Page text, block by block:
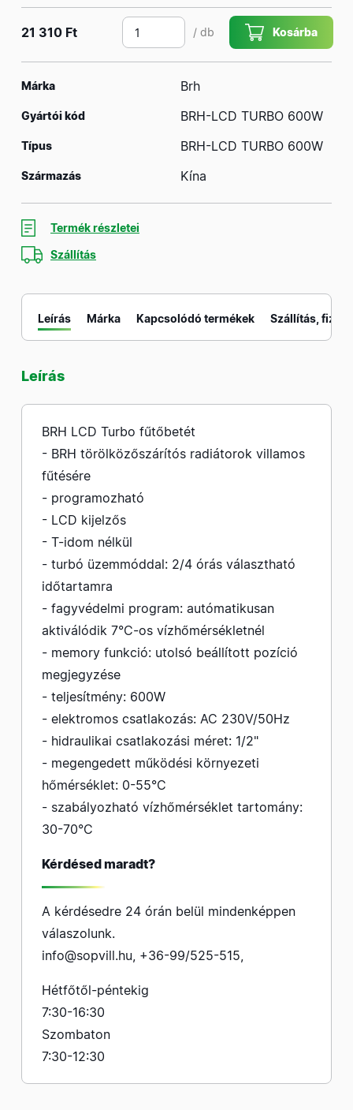
21 310 Ft / db Kosárba
Márka Brh
Gyártói kód BRH-LCD TURBO 600W
Típus BRH-LCD TURBO 600W
Származás Kína
Termék részletei
Szállítás
Leírás Márka Kapcsolódó termékek Szállítás,
Leírás
BRH LCD Turbo fűtőbetét
- BRH törölközőszárítós radiátorok villamos
fűtésére
- programozható
- LCD kijelzős
- T-idom nélkül
- turbó üzemmóddal: 2/4 órás választható
időtartamra
- fagyvédelmi program: autómatikusan
aktiválódik 7°C-os vízhőmérsékletnél
- memory funkció: utolsó beállított pozíció
megjegyzése
- teljesítmény: 600W
- elektromos csatlakozás: AC 230V/50Hz
- hidraulikai csatlakozási méret: 1/2"
- megengedett működési környezeti
hőmérséklet: 0-55°C
- szabályozható vízhőmérséklet tartomány:
30-70°C
Kérdésed maradt?
A kérdésedre 24 órán belül mindenképpen
válaszolunk.
info@sopvill.hu, +36-99/525-515,
Hétfőtől-péntekig
7:30-16:30
Szombaton
7:30-12:30